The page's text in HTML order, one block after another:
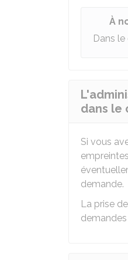
À
Dans
dans le
Si vous
demande.
La prise